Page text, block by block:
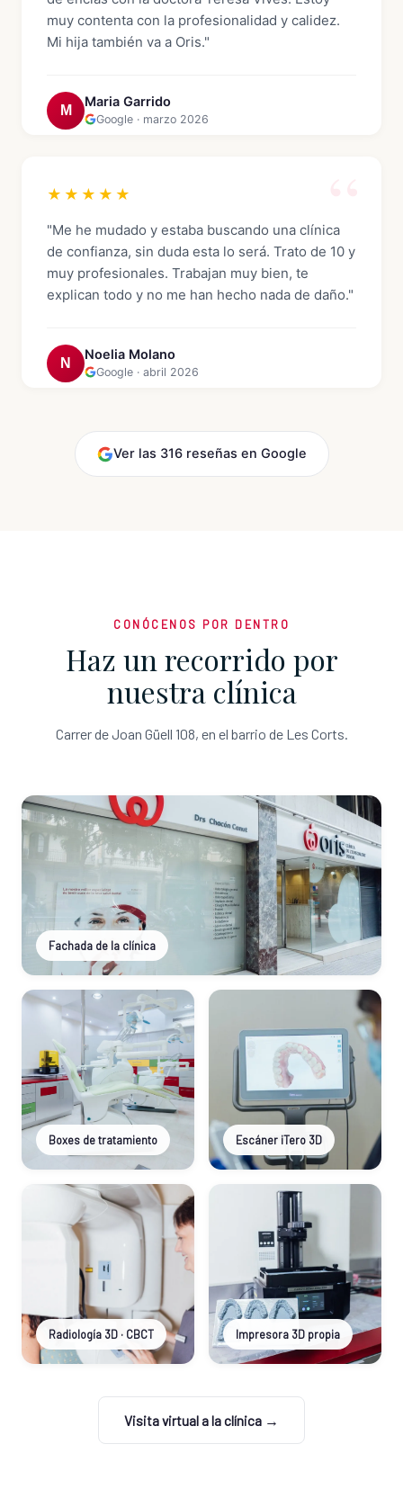
muy contenta con la profesionalidad y calidez.
Mi hija también va a Oris."
M
Maria Garrido
Google · marzo 2026
★★★★★
"Me he mudado y estaba buscando una clínica
de confianza, sin duda esta lo será. Trato de 10 y
muy profesionales. Trabajan muy bien, te
explican todo y no me han hecho nada de daño."
N
Noelia Molano
Google · abril 2026
Ver las 316 reseñas en Google
CONÓCENOS POR DENTRO
Haz un recorrido por
nuestra clínica
Carrer de Joan Güell 108, en el barrio de Les Corts.
Fachada de la clínica
Boxes de tratamiento Escáner iTero 3D
Radiología 3D · CBCT Impresora 3D propia
Visita virtual a la clínica →